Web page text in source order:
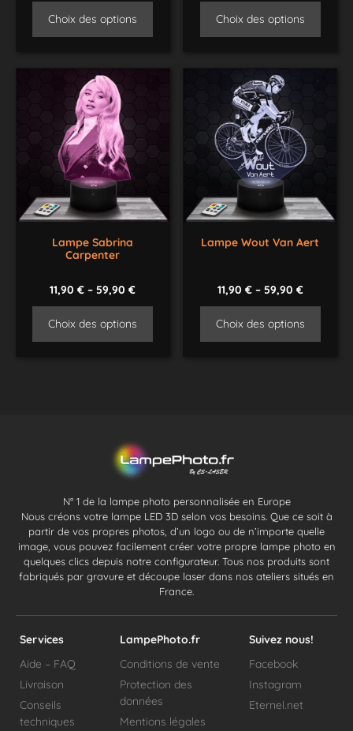
Choix des options Choix des options
Lampe Sabrina
Carpenter
11,90€ –59,90€
Choix des options
Lampe Wout Van Aert
11,90 €– 59,90 €
Choix des options
N° 1 de la lampe photo personnalisée en Europe
Nous créons votre lampe LED 3D selon vos besoins. Que ce soit à
partir de vos propres photos, d’un logo ou de n’importe quelle
image, vous pouvez facilement créer votre propre lampe photo en
quelques clics depuis notre configurateur. Tous nos produits sont
fabriqués par gravure et découpe laser dans nos ateliers situés en
France.
Services
Aide – FAQ
Livraison
Conseils
techniques
LampePhoto.fr
Conditions de vente
Protection des
données
Mentions légales
Suivez nous!
Facebook
Instagram
Eternel.net